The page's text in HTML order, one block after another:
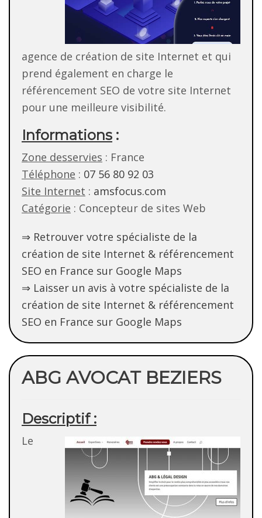
agence de création de site Internet et qui
prend également en charge le
référencement SEO de votre site Internet
pour une meilleure visibilité.
Informations :
Zone desservies : France
Téléphone : 07 56 80 92 03
Site Internet : amsfocus.com
Catégorie : Concepteur de sites Web
⇒ Retrouver votre spécialiste de la
création de site Internet & référencement
SEO en France sur Google Maps
⇒ Laisser un avis à votre spécialiste de la
création de site Internet & référencement
SEO en France sur Google Maps
ABG AVOCAT BEZIERS
Descriptif :
Le